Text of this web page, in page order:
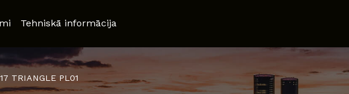
Tehniskā informācija
TRIANGLE PL01